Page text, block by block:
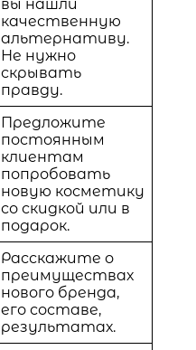
вы нашли
качественную
альтернативу.
Не нужно
скрывать
правду.
Предложите
постоянным
клиентам
попробовать
новую косметику
со скидкой или в
подарок.
Расскажите о
преимуществах
нового бренда,
его составе,
результатах.